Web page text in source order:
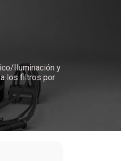
Iluminación y
los filtros por